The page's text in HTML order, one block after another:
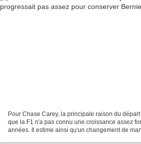
Pour Chase Carey, la principale raison du
que la F1 n'a pas connu une croissance assez
années. Il estime ainsi qu'un changement de